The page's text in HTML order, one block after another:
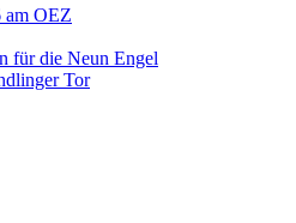
am OEZ
für die Neun Engel
Tor